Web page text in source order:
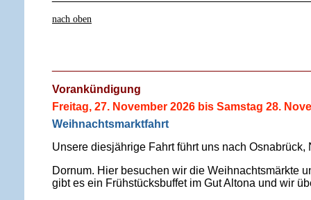
nach oben
Vorankündigung
Freitag, 27. November 2026 bis Samstag 28.
Weihnachtsmarktfahrt
Unsere diesjährige Fahrt führt uns nach
Dornum. Hier besuchen wir die Weihnachtsmärkte
gibt es ein Frühstücksbuffet im Gut Altona und wir